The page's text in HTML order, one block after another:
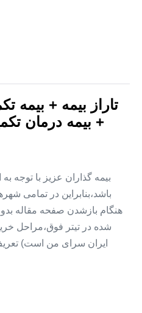
تاراز بیمه + بیمه
+ بیمه درمان
بیمه گذاران عزیز با توجه به
باشد،بنابراین در تمامی
هنگام بازشدن صفحه مقاله
شده در تیتر فوق،مراحل خرید
ایران سرای من است)